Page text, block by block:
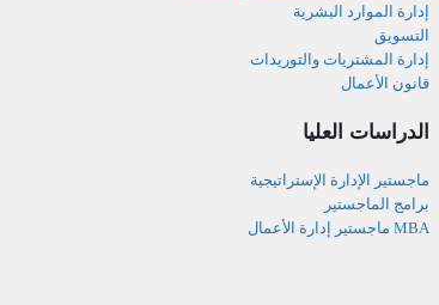
إدارة الموارد البشرية
التسويق
إدارة المشتريات والتوريدات
قانون الأعمال
الدراسات العليا
ماجستير الإدارة الإستراتيجية
برامج الماجستير
MBA ماجستير إدارة الأعمال